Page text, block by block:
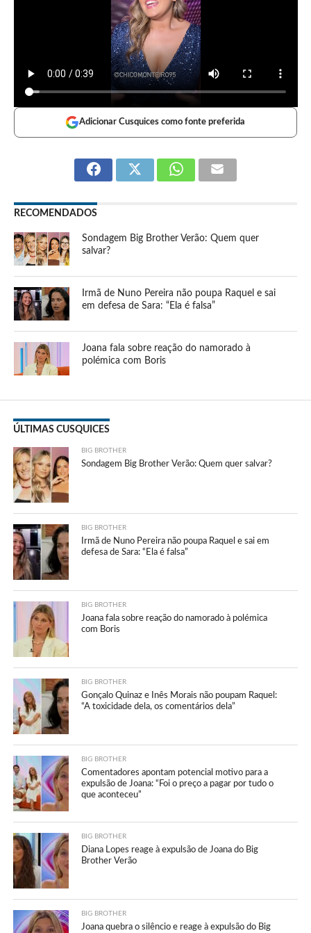
Adicionar Cusquices como fonte preferida
RECOMENDADOS
Sondagem Big Brother Verão: Quem quer
salvar?
Irmã de Nuno Pereira não poupa Raquel e sai
em defesa de Sara: “Ela é falsa”
Joana fala sobre reação do namorado à
polémica com Boris
ÚLTIMAS CUSQUICES
BIG BROTHER
Sondagem Big Brother Verão: Quem quer salvar?
BIG BROTHER
Irmã de Nuno Pereira não poupa Raquel e sai em
defesa de Sara: “Ela é falsa”
BIG BROTHER
Joana fala sobre reação do namorado à polémica
com Boris
BIG BROTHER
Gonçalo Quinaz e Inês Morais não poupam Raquel:
“A toxicidade dela, os comentários dela”
BIG BROTHER
Comentadores apontam potencial motivo para a
expulsão de Joana: “Foi o preço a pagar por tudo o
que aconteceu”
BIG BROTHER
Diana Lopes reage à expulsão de Joana do Big
Brother Verão
BIG BROTHER
Joana quebra o silêncio e reage à expulsão do Big